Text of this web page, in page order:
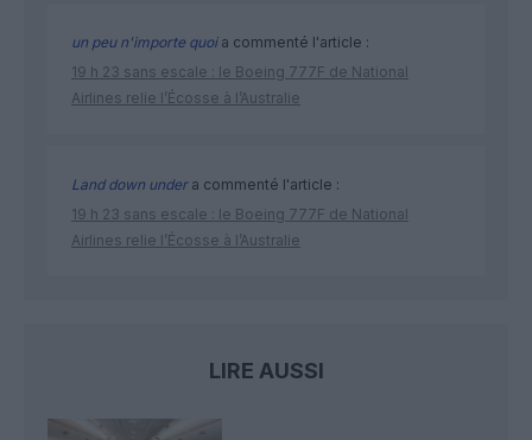
un peu n'importe quoia commenté l'article :
19 h 23 sans escale : le Boeing 777F de National
Airlines relie l’Écosse à l’Australie
Land down undera commenté l'article :
19 h 23 sans escale : le Boeing 777F de National
Airlines relie l’Écosse à l’Australie
LIRE AUSSI